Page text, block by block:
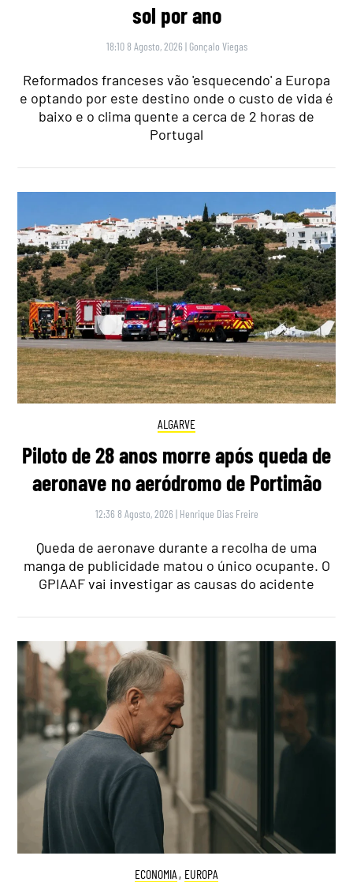
sol por ano
18:10 8 Agosto, 2026 | Gonçalo Viegas
Reformados franceses vão 'esquecendo' a Europa
e optando por este destino onde o custo de vida é
baixo e o clima quente a cerca de 2 horas de
Portugal
ALGARVE
Piloto de 28 anos morre após queda de
aeronave no aeródromo de Portimão
12:36 8 Agosto, 2026 | Henrique Dias Freire
Queda de aeronave durante a recolha de uma
manga de publicidade matou o único ocupante. O
GPIAAF vai investigar as causas do acidente
ECONOMIA , EUROPA